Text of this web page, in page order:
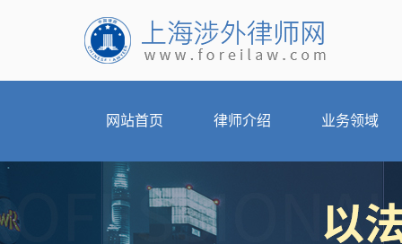
网站首页 律师介绍 业务领域